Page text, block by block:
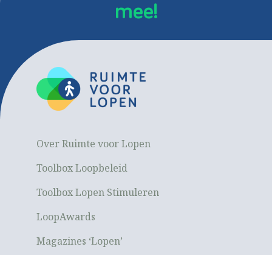
mee!
Over Ruimte voor Lopen
Toolbox Loopbeleid
Toolbox Lopen Stimuleren
LoopAwards
Magazines ‘Lopen’